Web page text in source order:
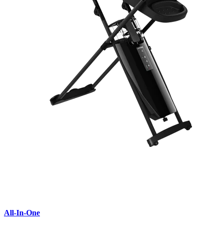
All-In-One